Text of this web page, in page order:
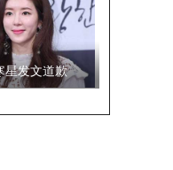
星发文道歉